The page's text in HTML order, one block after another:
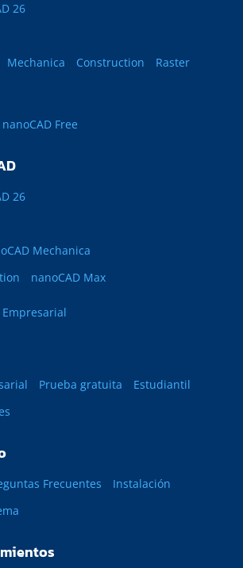
26
Mechanica Construction
Raster
nanoCAD Free
26
Mechanica
nanoCAD Max
Empresarial
Prueba gratuita
Estudiantil
Frecuentes
Instalación